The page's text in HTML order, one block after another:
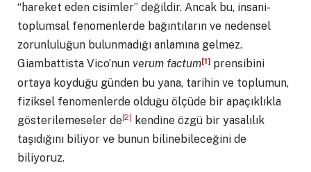
“hareket eden cisimler” değildir. Ancak bu, insani-
toplumsal fenomenlerde bağıntıların ve nedensel
zorunluluğun bulunmadığı anlamına gelmez.
Giambattista Vico’nun verum factum[1] prensibini
ortaya koyduğu günden bu yana, tarihin ve toplumun,
fiziksel fenomenlerde olduğu ölçüde bir apaçıklıkla
gösterilemeseler de[2] kendine özgü bir yasalılık
taşıdığını biliyor ve bunun bilinebileceğini de
biliyoruz.